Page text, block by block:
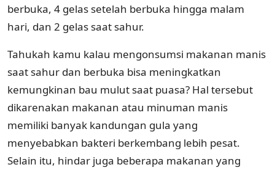
berbuka, 4 gelas setelah berbuka hingga malam
hari, dan 2 gelas saat sahur.
Tahukah kamu kalau mengonsumsi makanan manis
saat sahur dan berbuka bisa meningkatkan
kemungkinan bau mulut saat puasa? Hal tersebut
dikarenakan makanan atau minuman manis
memiliki banyak kandungan gula yang
menyebabkan bakteri berkembang lebih pesat.
Selain itu, hindar juga beberapa makanan yang